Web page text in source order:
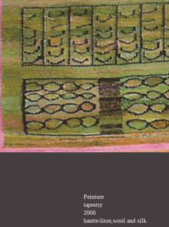
Peinture
tapestry
2006
hautte-lisse,wool and silk